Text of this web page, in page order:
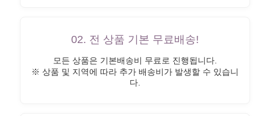
02. 전 상품 기본 무료배송!
모든 상품은 기본배송비 무료로 진행됩니다.
※ 상품 및 지역에 따라 추가 배송비가 발생할 수 있습니
다.